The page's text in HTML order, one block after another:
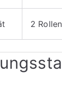
2 Rollen